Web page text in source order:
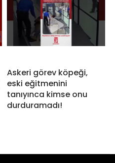
Askeri görev köpeği,
eski eğitmenini
tanıyınca kimse onu
durduramadı!